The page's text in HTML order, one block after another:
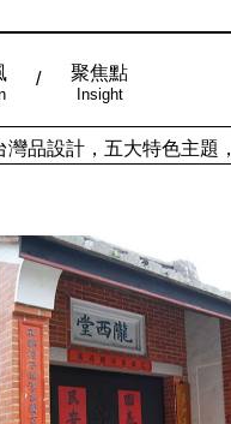
聚焦點
Insight
品設計，五大特色主題